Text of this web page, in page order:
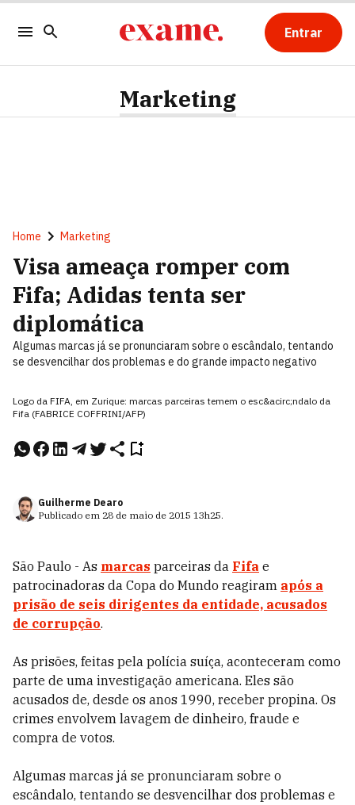
Entrar
Marketing
Home Marketing
Visa ameaça romper com
Fifa; Adidas tenta ser
diplomática
Algumas marcas já se pronunciaram sobre o escândalo, tentando
se desvencilhar dos problemas e do grande impacto negativo
Logo da FIFA, em Zurique: marcas parceiras temem o esc&acirc;ndalo da
Fifa (FABRICE COFFRINI/AFP)
Guilherme Dearo
Publicado em 28 de maio de 2015 13h25.
São Paulo - As marcas parceiras da Fifa e
patrocinadoras da Copa do Mundo reagiram após a
prisão de seis dirigentes da entidade, acusados
de corrupção.
As prisões, feitas pela polícia suíça, aconteceram como
parte de uma investigação americana. Eles são
acusados de, desde os anos 1990, receber propina. Os
crimes envolvem lavagem de dinheiro, fraude e
compra de votos.
Algumas marcas já se pronunciaram sobre o
escândalo, tentando se desvencilhar dos problemas e